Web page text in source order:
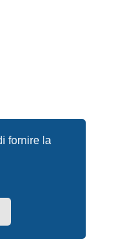
fornire la